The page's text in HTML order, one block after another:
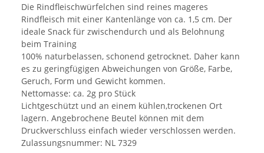
Die Rindfleischwürfelchen sind reines mageres
Rindfleisch mit einer Kantenlänge von ca. 1,5 cm. Der
ideale Snack für zwischendurch und als Belohnung
beim Training
100% naturbelassen, schonend getrocknet. Daher kann
es zu geringfügigen Abweichungen von Größe, Farbe,
Geruch, Form und Gewicht kommen.
Nettomasse: ca. 2g pro Stück
Lichtgeschützt und an einem kühlen,trockenen Ort
lagern. Angebrochene Beutel können mit dem
Druckverschluss einfach wieder verschlossen werden.
Zulassungsnummer: NL 7329